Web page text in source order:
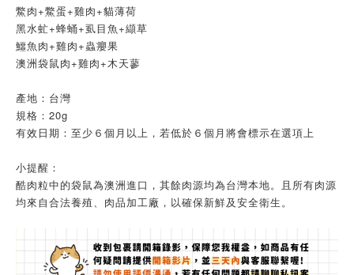
鱉肉+鱉蛋+雞肉+貓薄荷
黑水虻+蜂蛹+虱目魚+纈草
鱷魚肉+雞肉+蟲癭果
澳洲袋鼠肉+雞肉+木天蓼
產地：台灣
規格：20g
有效日期：至少６個月以上，若低於６個月將會標示在選項上
小提醒：
酷肉粒中的袋鼠為澳洲進口，其餘肉源均為台灣本地。且所有肉源
均來自合法養殖、肉品加工廠，以確保新鮮及安全衛生。